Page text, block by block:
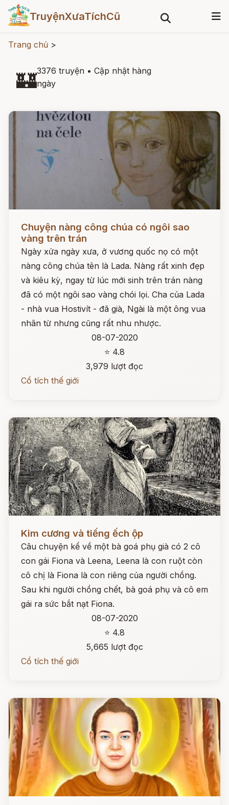
TruyệnXưaTíchCũ
Trang chủ >
🏰3376 truyện • Cập nhật hàng
ngày
Chuyện nàng công chúa có ngôi sao
vàng trên trán
Ngày xửa ngày xưa, ở vương quốc nọ có một
nàng công chúa tên là Lada. Nàng rất xinh đẹp
và kiêu kỳ, ngay từ lúc mới sinh trên trán nàng
đã có một ngôi sao vàng chói lọi. Cha của Lada
- nhà vua Hostivít - đã già, Ngài là một ông vua
nhân từ nhưng cũng rất nhu nhược.
08-07-2020
⭐ 4.8
3,979 lượt đọc
Cổ tích thế giới
Kim cương và tiếng ếch ộp
Câu chuyện kể về một bà goá phụ già có 2 cô
con gái Fiona và Leena, Leena là con ruột còn
cô chị là Fiona là con riêng của người chồng.
Sau khi người chồng chết, bà goá phụ và cô em
gái ra sức bắt nạt Fiona.
08-07-2020
⭐ 4.8
5,665 lượt đọc
Cổ tích thế giới